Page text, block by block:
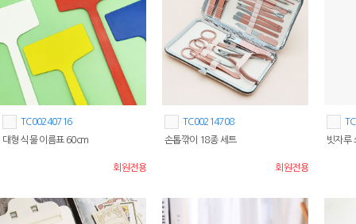
TC00240716
대형 식물 이름표 60cm
회원전용
TC00214708
손톱깎이 18종 세트
회원전용
빗자루